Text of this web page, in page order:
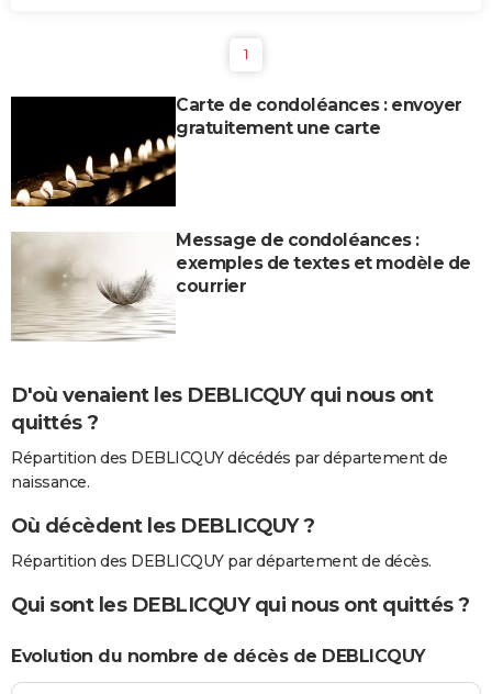
1
Carte de condoléances : envoyer
gratuitement une carte
Message de condoléances :
exemples de textes et modèle de
courrier
D'où venaient les DEBLICQUY qui nous ont
quittés ?
Répartition des DEBLICQUY décédés par département de
naissance.
Où décèdent les DEBLICQUY ?
Répartition des DEBLICQUY par département de décès.
Qui sont les DEBLICQUY qui nous ont quittés ?
Evolution du nombre de décès de DEBLICQUY